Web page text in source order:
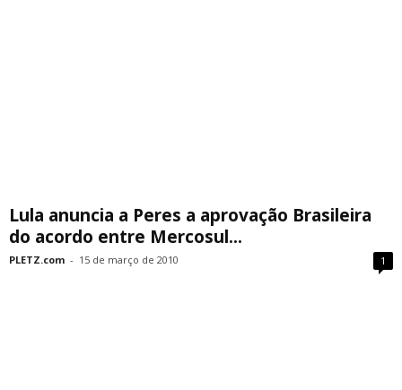
Lula anuncia a Peres a aprovação Brasileira
do acordo entre Mercosul...
PLETZ.com - 15 de março de 2010 1